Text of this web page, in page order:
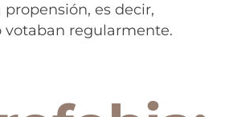
es decir,
votaban regularmente.